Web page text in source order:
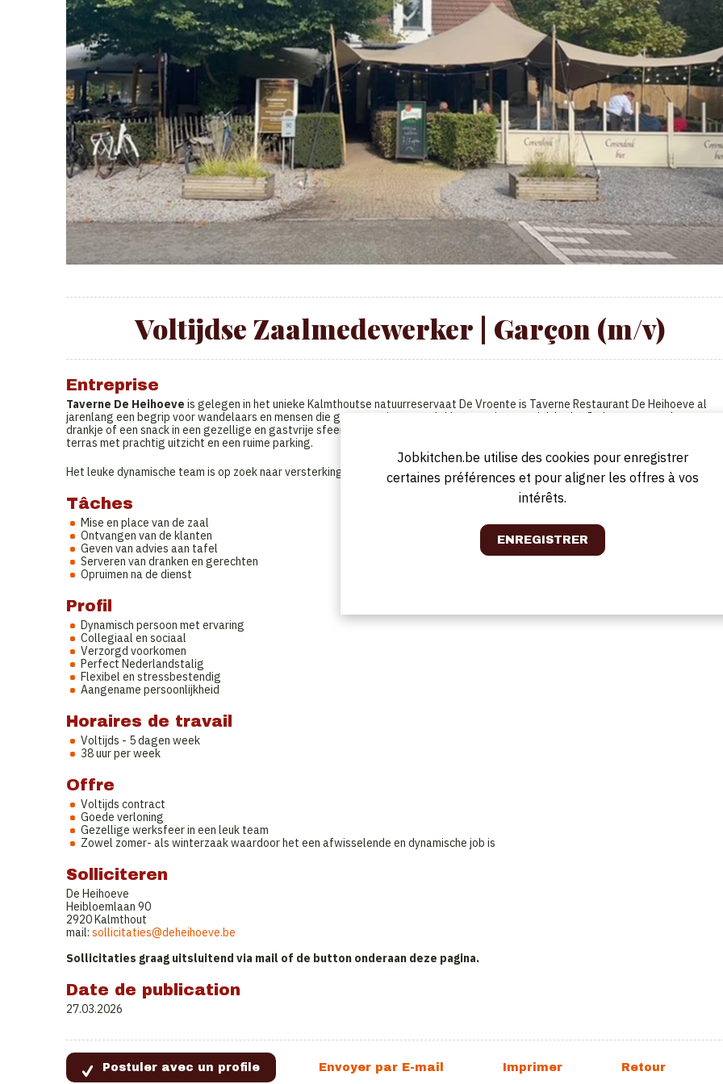
Voltijdse Zaalmedewerker | Garçon (m/v)
Entreprise
Taverne De Heihoeve is gelegen in het unieke Kalmthoutse natuurreservaat De Vroente is Taverne Restaurant De Heihoeve al
jarenlang een begrip voor wandelaars en mensen die graag genieten van lekker eten in een uniek kader. Iedereen op zoek naar een
drankje of een snack in een gezellige en gastvrije sfeer, is bij De Heihoeve aan het juiste adres. Onze taverne beschikt over een
terras met prachtig uitzicht en een ruime parking.
Het leuke dynamische team is op zoek naar versterking.
Tâches
Mise en place van de zaal
Ontvangen van de klanten
Geven van advies aan tafel
Serveren van dranken en gerechten
Opruimen na de dienst
Profil
Dynamisch persoon met ervaring
Collegiaal en sociaal
Verzorgd voorkomen
Perfect Nederlandstalig
Flexibel en stressbestendig
Aangename persoonlijkheid
Horaires de travail
Voltijds - 5 dagen week
38 uur per week
Offre
Voltijds contract
Goede verloning
Gezellige werksfeer in een leuk team
Zowel zomer- als winterzaak waardoor het een afwisselende en dynamische job is
Solliciteren
De Heihoeve
Heibloemlaan 90
2920 Kalmthout
mail: sollicitaties@deheihoeve.be
Sollicitaties graag uitsluitend via mail of de button onderaan deze pagina.
Date de publication
27.03.2026
Jobkitchen.be utilise des cookies pour enregistrer
certaines préférences et pour aligner les offres à vos
intérêts.